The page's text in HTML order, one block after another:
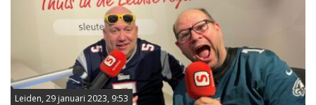
Leiden, 29 januari 2023, 9:53